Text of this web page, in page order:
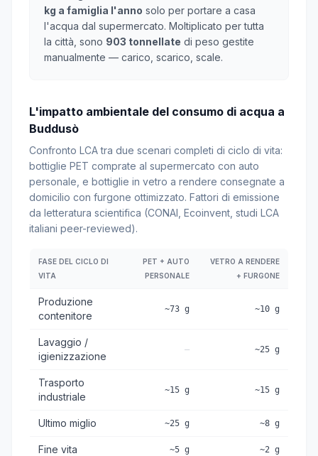
kg a famiglia l'anno solo per portare a casa
l'acqua dal supermercato. Moltiplicato per tutta
la città, sono 903 tonnellate di peso gestite
manualmente — carico, scarico, scale.
L'impatto ambientale del consumo di acqua a
Buddusò
Confronto LCA tra due scenari completi di ciclo di vita:
bottiglie PET comprate al supermercato con auto
personale, e bottiglie in vetro a rendere consegnate a
domicilio con furgone ottimizzato. Fattori di emissione
da letteratura scientifica (CONAI, Ecoinvent, studi LCA
italiani peer-reviewed).
FASE DEL CICLO DI
VITA
PET + AUTO
PERSONALE
VETRO A RENDERE
+ FURGONE
Produzione
contenitore
~73 g ~10 g
Lavaggio /
igienizzazione
— ~25 g
Trasporto
industriale
~15 g ~15 g
Ultimo miglio ~25 g ~8 g
Fine vita ~5 g ~2 g